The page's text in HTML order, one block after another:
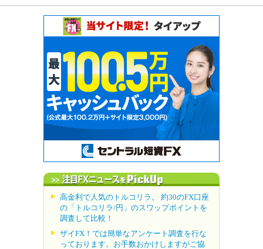
高金利で人気のトルコリラ。 約30のFX口座
の「トルコリラ/円」のスワップポイントを
調査して比較！
ザイFX！では簡単なアンケート調査を行な
っております。お手数おかけしますがご協